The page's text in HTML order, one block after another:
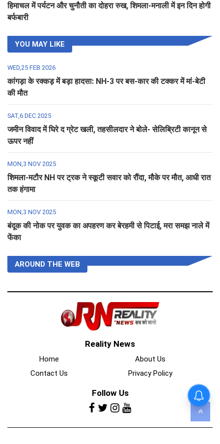
हिमाचल में पर्यटन और चुनौती का दोहरा रुख, शिमला-मनाली में इन दिन होगी
बर्फबारी
YOU MAY LIKE
WED,25 FEB 2026
कांगड़ा के रक्कड़ में बड़ा हादसा: NH-3 पर बस-कार की टक्कर में मां-बेटी
की मौत
SAT,6 DEC 2025
जमीन विवाद में घिरे द ग्रेट खली, तहसीलदार ने बोले- सेलिब्रिटी कानून से
ऊपर नहीं
MON,3 NOV 2025
शिमला-मटौर NH पर ट्रक ने स्कूटी सवार को रौंदा, मौके पर मौत, आधी रात
तक हंगामा
MON,3 NOV 2025
बंदूक की नोक पर युवक का अपहरण कर बेरहमी से पिटाई, मरा समझ नाले में
फेंका
AROUND THE WEB
Reality News
Home
About Us
Contact Us
Privacy Policy
Follow Us